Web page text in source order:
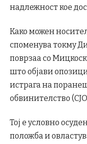
надлежност кое
Како можен
споменува токму
поврзаа со
што објави
истрага на
обвинителство
Тој е условно
положба и